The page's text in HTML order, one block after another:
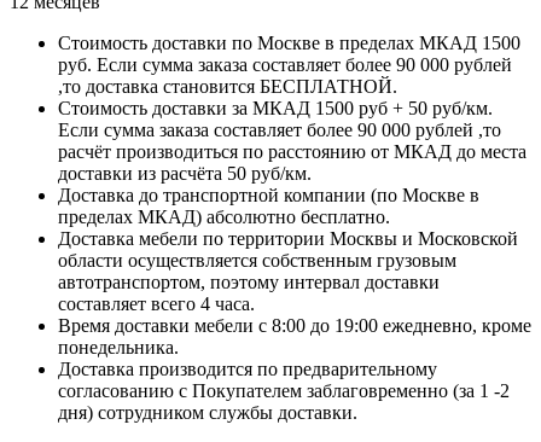
Стоимость доставки по Москве в пределах МКАД 1500
руб. Если сумма заказа составляет более 90 000 рублей
,то доставка становится БЕСПЛАТНОЙ.
Стоимость доставки за МКАД 1500 руб + 50 руб/км.
Если сумма заказа составляет более 90 000 рублей ,то
расчёт производиться по расстоянию от МКАД до места
доставки из расчёта 50 руб/км.
Доставка до транспортной компании (по Москве в
пределах МКАД) абсолютно бесплатно.
Доставка мебели по территории Москвы и Московской
области осуществляется собственным грузовым
автотранспортом, поэтому интервал доставки
составляет всего 4 часа.
Время доставки мебели с 8:00 до 19:00 ежедневно, кроме
понедельника.
Доставка производится по предварительному
согласованию с Покупателем заблаговременно (за 1 -2
дня) сотрудником службы доставки.